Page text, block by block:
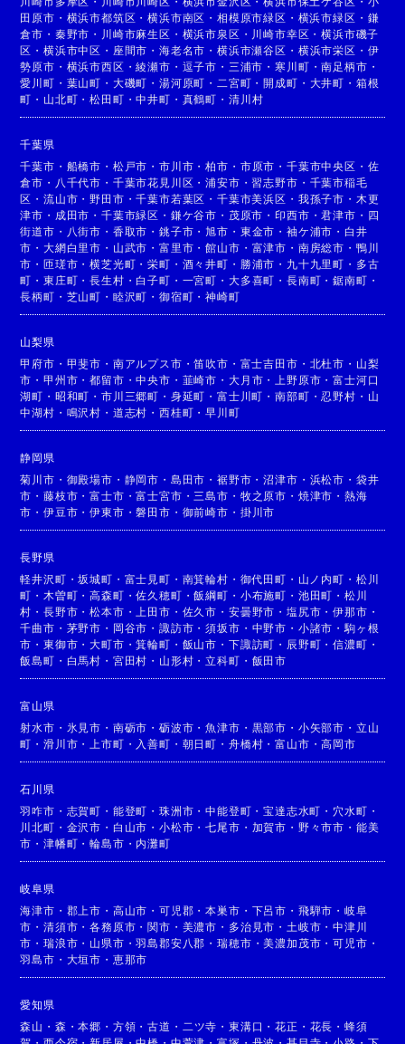
田原市 ・ 横浜市都筑区 ・横浜市南区 ・相模原市緑区 ・ 横浜市緑区 ・ 鎌
倉市 ・ 秦野市 ・ 川崎市麻生区 ・ 横浜市泉区 ・ 川崎市幸区 ・横浜市磯子
区 ・横浜市中区 ・ 座間市 ・海老名市 ・横浜市瀬谷区 ・ 横浜市栄区 ・ 伊
勢原市 ・ 横浜市西区 ・綾瀬市 ・ 逗子市 ・ 三浦市 ・寒川町 ・南足柄市 ・
愛川町 ・ 葉山町 ・ 大磯町 ・湯河原町 ・ 二宮町 ・開成町 ・ 大井町 ・ 箱根
町 ・ 山北町 ・松田町 ・中井町 ・ 真鶴町 ・ 清川村
千葉県
千葉市 ・ 船橋市 ・ 松戸市 ・市川市 ・柏市 ・ 市原市 ・ 千葉市中央区 ・ 佐
倉市 ・ 八千代市 ・ 千葉市花見川区 ・浦安市 ・習志野市 ・ 千葉市稲毛
区 ・流山市 ・野田市 ・千葉市若葉区 ・千葉市美浜区 ・ 我孫子市 ・ 木更
津市 ・ 成田市 ・千葉市緑区 ・ 鎌ケ谷市 ・ 茂原市 ・印西市 ・君津市 ・ 四
街道市 ・ 八街市 ・ 香取市 ・銚子市 ・旭市 ・ 東金市 ・ 袖ケ浦市 ・ 白井
市 ・大網白里市 ・ 山武市 ・富里市 ・館山市 ・ 富津市 ・ 南房総市 ・ 鴨川
市 ・匝瑳市 ・横芝光町 ・栄町 ・ 酒々井町 ・ 勝浦市 ・ 九十九里町 ・ 多古
町 ・東庄町 ・長生村 ・ 白子町 ・ 一宮町 ・ 大多喜町 ・ 長南町 ・鋸南町 ・
長柄町 ・ 芝山町 ・ 睦沢町 ・御宿町 ・神崎町
山梨県
甲府市 ・ 甲斐市 ・ 南アルプス市 ・笛吹市 ・ 富士吉田市 ・ 北杜市 ・ 山梨
市 ・甲州市 ・都留市 ・中央市 ・ 韮崎市 ・ 大月市 ・ 上野原市 ・富士河口
湖町 ・ 昭和町 ・市川三郷町 ・ 身延町 ・富士川町 ・南部町 ・忍野村 ・ 山
中湖村 ・ 鳴沢村 ・ 道志村 ・西桂町 ・早川町
静岡県
菊川市 ・ 御殿場市 ・ 静岡市 ・ 島田市 ・裾野市 ・沼津市 ・ 浜松市 ・ 袋井
市 ・藤枝市 ・富士市 ・富士宮市 ・ 三島市 ・ 牧之原市 ・ 焼津市 ・ 熱海
市 ・伊豆市 ・伊東市 ・磐田市 ・ 御前崎市 ・ 掛川市
長野県
軽井沢町 ・坂城町 ・ 富士見町 ・ 南箕輪村 ・ 御代田町 ・ 山ノ内町 ・ 松川
町 ・ 木曽町 ・高森町 ・佐久穂町 ・飯綱町 ・ 小布施町 ・ 池田町 ・ 松川
村 ・長野市 ・松本市 ・ 上田市 ・ 佐久市 ・ 安曇野市 ・ 塩尻市 ・伊那市 ・
千曲市 ・ 茅野市 ・ 岡谷市 ・諏訪市 ・須坂市 ・ 中野市 ・ 小諸市 ・ 駒ヶ根
市 ・東御市 ・大町市 ・箕輪町 ・ 飯山市 ・ 下諏訪町 ・ 辰野町 ・信濃町 ・
飯島町 ・ 白馬村 ・ 宮田村 ・ 山形村 ・立科町 ・ 飯田市
富山県
射水市 ・ 氷見市 ・ 南砺市 ・砺波市 ・魚津市 ・ 黒部市 ・ 小矢部市 ・ 立山
町 ・滑川市 ・ 上市町 ・ 入善町 ・ 朝日町 ・ 舟橋村 ・富山市 ・高岡市
石川県
羽咋市 ・ 志賀町 ・ 能登町 ・珠洲市 ・中能登町 ・宝達志水町 ・ 穴水町 ・
川北町 ・ 金沢市 ・ 白山市 ・小松市 ・七尾市 ・ 加賀市 ・ 野々市市 ・ 能美
市 ・津幡町 ・輪島市 ・ 内灘町
岐阜県
海津市 ・ 郡上市 ・ 高山市 ・可児郡 ・本巣市 ・ 下呂市 ・ 飛騨市 ・ 岐阜
市 ・清須市 ・各務原市 ・関市 ・ 美濃市 ・ 多治見市 ・ 土岐市 ・中津川
市 ・瑞浪市 ・ 山県市 ・羽島郡安八郡 ・瑞穂市 ・美濃加茂市 ・可児市 ・
羽島市 ・ 大垣市 ・ 恵那市
愛知県
森山 ・ 森 ・本郷 ・ 方領 ・古道 ・ 二ツ寺 ・ 東溝口 ・花正 ・ 花長 ・ 蜂須